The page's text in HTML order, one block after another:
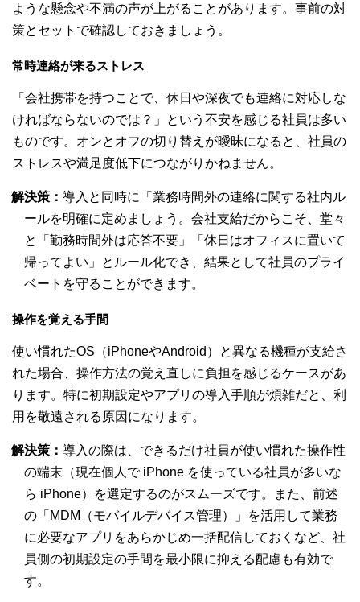
ような懸念や不満の声が上がることがあります。事前の対
策とセットで確認しておきましょう。
常時連絡が来るストレス
「会社携帯を持つことで、休日や深夜でも連絡に対応しな
ければならないのでは？」という不安を感じる社員は多い
ものです。オンとオフの切り替えが曖昧になると、社員の
ストレスや満足度低下につながりかねません。
解決策： 導入と同時に「業務時間外の連絡に関する社内ル
ールを明確に定めましょう。会社支給だからこそ、堂々
と「勤務時間外は応答不要」「休日はオフィスに置いて
帰ってよい」とルール化でき、結果として社員のプライ
ベートを守ることができます。
操作を覚える手間
使い慣れたOS（iPhoneやAndroid）と異なる機種が支給さ
れた場合、操作方法の覚え直しに負担を感じるケースがあ
ります。特に初期設定やアプリの導入手順が煩雑だと、利
用を敬遠される原因になります。
解決策： 導入の際は、できるだけ社員が使い慣れた操作性
の端末（現在個人で iPhone を使っている社員が多いな
ら iPhone）を選定するのがスムーズです。また、前述
の「MDM（モバイルデバイス管理）」を活用して業務
に必要なアプリをあらかじめ一括配信しておくなど、社
員側の初期設定の手間を最小限に抑える配慮も有効で
す。